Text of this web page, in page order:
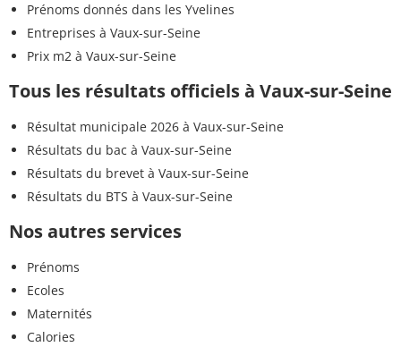
Prénoms donnés dans les Yvelines
Entreprises à Vaux-sur-Seine
Prix m2 à Vaux-sur-Seine
Tous les résultats officiels à Vaux-sur-Seine
Résultat municipale 2026 à Vaux-sur-Seine
Résultats du bac à Vaux-sur-Seine
Résultats du brevet à Vaux-sur-Seine
Résultats du BTS à Vaux-sur-Seine
Nos autres services
Prénoms
Ecoles
Maternités
Calories